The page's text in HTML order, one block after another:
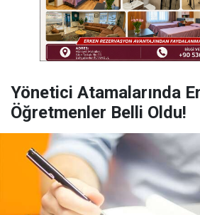
Yönetici Atamalarında
Öğretmenler Belli Oldu!